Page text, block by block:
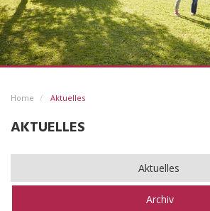
KARRIERE
IMMOBILIEN
BLICKPUNKT
UNTERLAGEN
Home Aktuelles
AKTUELLES
Aktuelles
Archiv